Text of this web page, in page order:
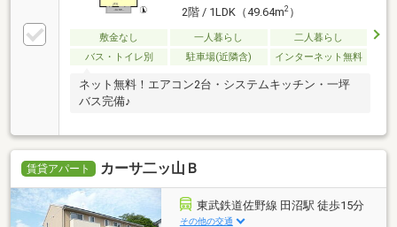
2階 / 1LDK（49.64m2）
敷金なし 一人暮らし
二人暮らし
バス・トイレ別
駐車場(近隣含) インターネット無料
ネット無料！エアコン2台・システムキッチン・一坪
バス完備♪
賃貸アパート カーサ二ッ山Ｂ
東武鉄道佐野線 田沼駅 徒歩15分
その他の交通